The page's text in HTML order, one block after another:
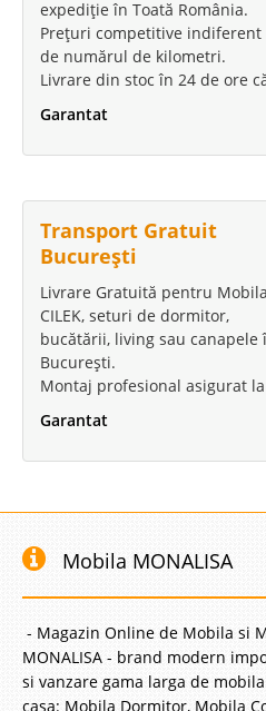
expediție în Toată România.
Prețuri competitive indiferent
de numărul de kilometri.
Livrare din stoc în 24 de ore
Garantat
Transport Gratuit
București
Livrare Gratuită pentru Mobila
CILEK, seturi de dormitor,
bucătării, living sau canapele
București.
Montaj profesional asigurat
Garantat
Mobila MONALISA
- Magazin Online de Mobila si
MONALISA - brand modern
si vanzare gama larga de
casa: Mobila Dormitor, Mobila